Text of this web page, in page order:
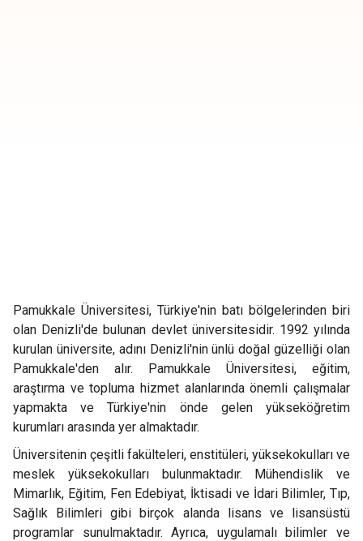
Pamukkale Üniversitesi, Türkiye'nin batı bölgelerinden biri
olan Denizli'de bulunan devlet üniversitesidir. 1992 yılında
kurulan üniversite, adını Denizli'nin ünlü doğal güzelliği olan
Pamukkale'den alır. Pamukkale Üniversitesi, eğitim,
araştırma ve topluma hizmet alanlarında önemli çalışmalar
yapmakta ve Türkiye'nin önde gelen yükseköğretim
kurumları arasında yer almaktadır.
Üniversitenin çeşitli fakülteleri, enstitüleri, yüksekokulları ve
meslek yüksekokulları bulunmaktadır. Mühendislik ve
Mimarlık, Eğitim, Fen Edebiyat, İktisadi ve İdari Bilimler, Tıp,
Sağlık Bilimleri gibi birçok alanda lisans ve lisansüstü
programlar sunulmaktadır. Ayrıca, uygulamalı bilimler ve